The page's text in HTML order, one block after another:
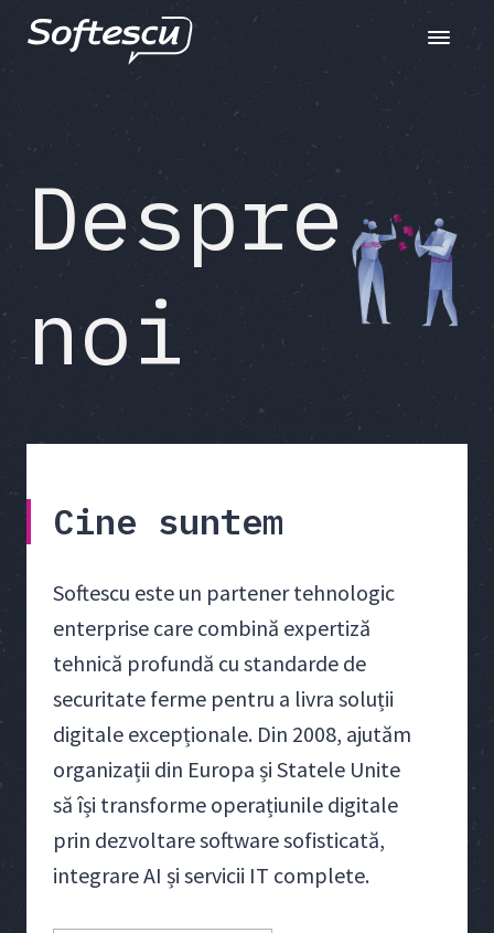
Toggle
Despre
noi
Cine suntem
Softescu este un partener tehnologic
enterprise care combină expertiză
tehnică profundă cu standarde de
securitate ferme pentru a livra soluții
digitale excepționale. Din 2008, ajutăm
organizații din Europa și Statele Unite
să își transforme operațiunile digitale
prin dezvoltare software sofisticată,
integrare AI și servicii IT complete.